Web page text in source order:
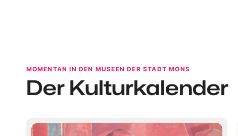
MOMENTAN IN DEN MUSEEN DER STADT MONS
Der Kulturkalender